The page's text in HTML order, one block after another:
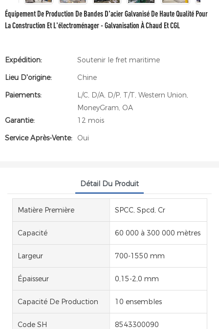
Équipement De Production De Bandes D'acier Galvanisé De Haute Qualité Pour
La Construction Et L'électroménager - Galvanisation À Chaud Et CGL
Expédition:
Soutenir le fret maritime
Lieu D'origine:
Chine
Paiements:
L/C, D/A, D/P, T/T, Western Union,
MoneyGram, OA
Garantie:
12 mois
Service Après-Vente:
Oui
Détail Du Produit
Matière Première SPCC, Spcd, Cr
Capacité 60 000 à 300 000 mètres
Largeur 700-1550 mm
Épaisseur 0,15-2,0 mm
Capacité De Production 10 ensembles
Code SH 8543300090